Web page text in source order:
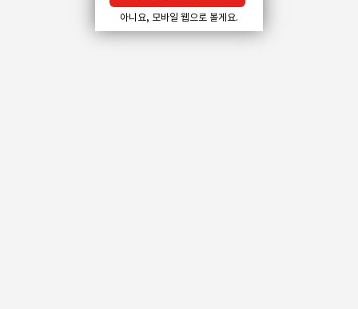
아니요, 모바일 웹으로 볼게요.